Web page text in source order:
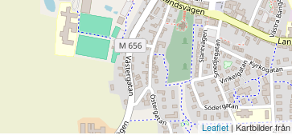
Leaflet| Kartbilder från